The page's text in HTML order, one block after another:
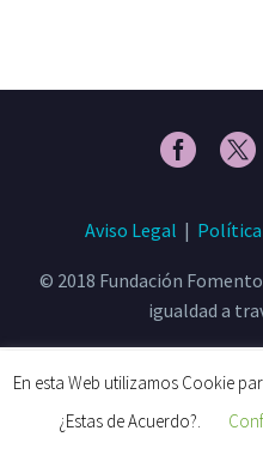
Aviso Legal | Política
© 2018 Fundación
igualdad a
En esta Web utilizamos Cookie
¿Estas de Acuerdo?.